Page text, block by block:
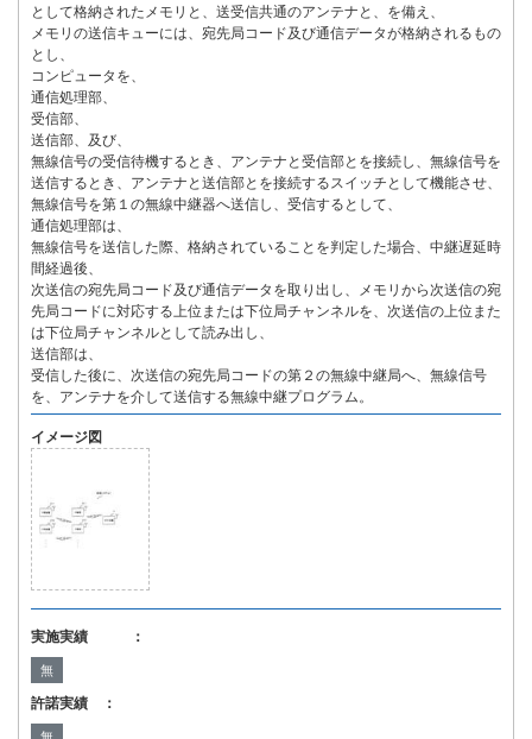
として格納されたメモリと、送受信共通のアンテナと、を備え、
メモリの送信キューには、宛先局コード及び通信データが格納されるもの
とし、
コンピュータを、
通信処理部、
受信部、
送信部、及び、
無線信号の受信待機するとき、アンテナと受信部とを接続し、無線信号を
送信するとき、アンテナと送信部とを接続するスイッチとして機能させ、
無線信号を第１の無線中継器へ送信し、受信するとして、
通信処理部は、
無線信号を送信した際、格納されていることを判定した場合、中継遅延時
間経過後、
次送信の宛先局コード及び通信データを取り出し、メモリから次送信の宛
先局コードに対応する上位または下位局チャンネルを、次送信の上位また
は下位局チャンネルとして読み出し、
送信部は、
受信した後に、次送信の宛先局コードの第２の無線中継局へ、無線信号
を、アンテナを介して送信する無線中継プログラム。
イメージ図
実施実績 ：
無
許諾実績 ：